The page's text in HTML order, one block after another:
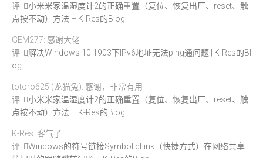
评:
小米米家温湿度计2的正确重置（复位、恢复出厂、reset、触
点按不动）方法 – K-Res的Blog
GEM277: 感谢大佬
评:
解决Windows 10 1903下IPv6地址无法ping通问题 | K-Res的Bl
og
totoro625 (龙猫兔): 感谢，非常有用
评:
小米米家温湿度计2的正确重置（复位、恢复出厂、reset、触
点按不动）方法 – K-Res的Blog
K-Res: 客气了
评:
Windows的符号链接SymbolicLink（快捷方式）在网络共享